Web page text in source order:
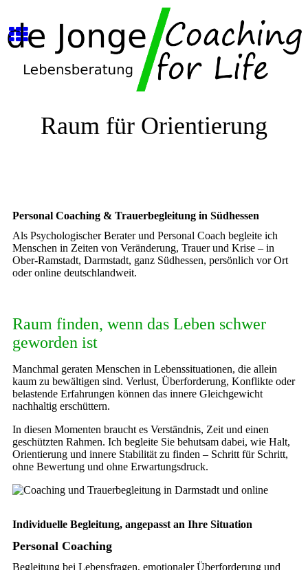
Raum für Orientierung
Personal Coaching & Trauerbegleitung in Südhessen
Als Psychologischer Berater und Personal Coach begleite ich
Menschen in Zeiten von Veränderung, Trauer und Krise – in
Ober-Ramstadt, Darmstadt, ganz Südhessen, persönlich vor Ort
oder online deutschlandweit.
Raum finden, wenn das Leben schwer
geworden ist
Manchmal geraten Menschen in Lebenssituationen, die allein
kaum zu bewältigen sind. Verlust, Überforderung, Konflikte oder
belastende Erfahrungen können das innere Gleichgewicht
nachhaltig erschüttern.
In diesen Momenten braucht es Verständnis, Zeit und einen
geschützten Rahmen. Ich begleite Sie behutsam dabei, wie Halt,
Orientierung und innere Stabilität zu finden – Schritt für Schritt,
ohne Bewertung und ohne Erwartungsdruck.
Individuelle Begleitung, angepasst an Ihre Situation
Personal Coaching
Begleitung bei Lebensfragen, emotionaler Überforderung und